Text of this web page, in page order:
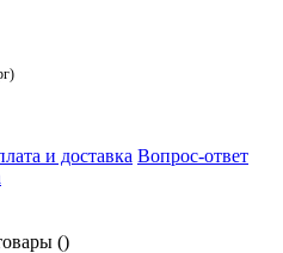
и доставка Вопрос-ответ
()